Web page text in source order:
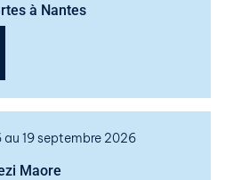
à Nantes
au 19 septembre 2026
Maore